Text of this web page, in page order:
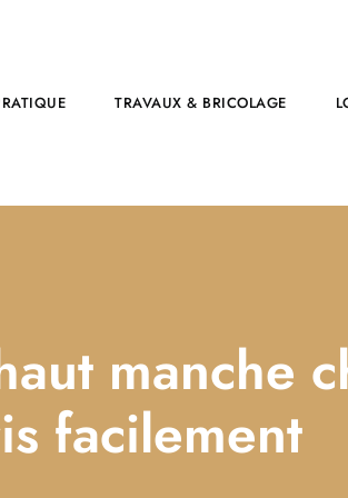
TRAVAUX & BRICOLAGE
manche
facilement